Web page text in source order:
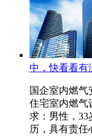
中，快看看有
国企室内燃气
住宅室内燃气
求：男性，33
历，具有责